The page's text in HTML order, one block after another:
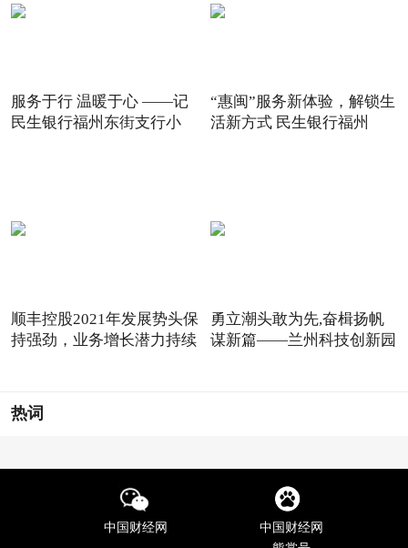
服务于行 温暖于心 ——记
民生银行福州东街支行小
“惠闽”服务新体验，解锁生
活新方式 民生银行福州
顺丰控股2021年发展势头保
持强劲，业务增长潜力持续
勇立潮头敢为先,奋楫扬帆
谋新篇——兰州科技创新园
热词
中国财经网
中国财经网